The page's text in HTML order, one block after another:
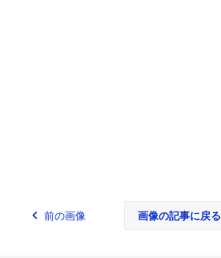
前の画像 画像の記事に戻る